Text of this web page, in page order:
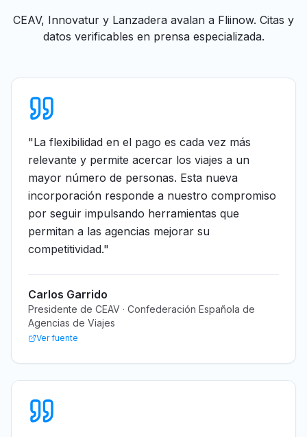
CEAV, Innovatur y Lanzadera avalan a Fliinow. Citas y
datos verificables en prensa especializada.
"La flexibilidad en el pago es cada vez más
relevante y permite acercar los viajes a un
mayor número de personas. Esta nueva
incorporación responde a nuestro compromiso
por seguir impulsando herramientas que
permitan a las agencias mejorar su
competitividad."
Carlos Garrido
Presidente de CEAV · Confederación Española de
Agencias de Viajes
Ver fuente